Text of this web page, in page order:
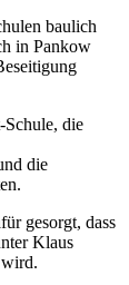
baulich
in Pankow
die
die
gesorgt, dass
Klaus